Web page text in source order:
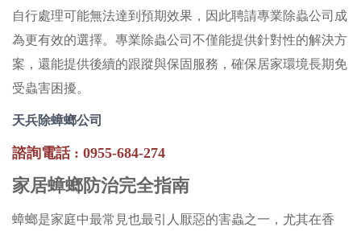
自行處理可能無法達到預期效果，因此聘請專業除蟲公司成
為更有效的選擇。專業除蟲公司不僅能提供針對性的解決方
案，還能提供後續的跟蹤與保固服務，確保居家環境長期免
受蟲害困擾。
天兵除蟑螂公司
諮詢電話 : 0955-684-274
家居蟑螂防治完全指南
蟑螂是家庭中最常見也最引人厭惡的害蟲之一，尤其在香